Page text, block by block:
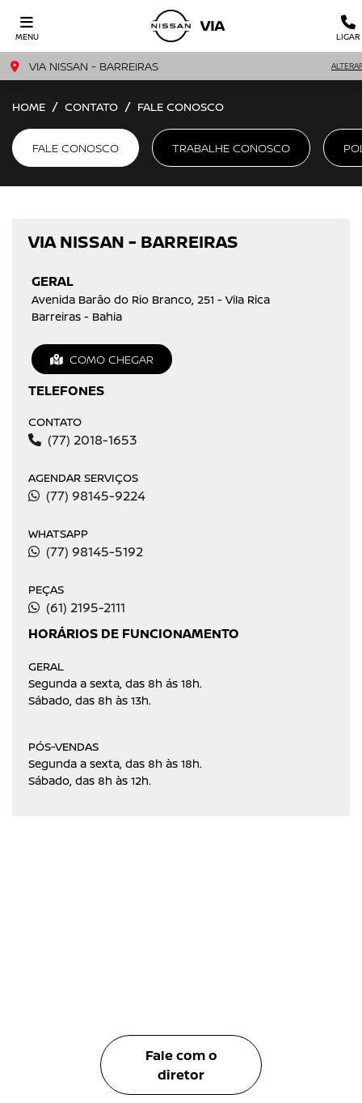
MENU LIGAR
VIA NISSAN - BARREIRAS
HOME CONTATO FALE CONOSCO
FALE CONOSCO TRABALHE CONOSCO
VIA NISSAN - BARREIRAS
GERAL
Avenida Barão do Rio Branco, 251 - Vila Rica
Barreiras - Bahia
COMO CHEGAR
TELEFONES
CONTATO
(77) 2018-1653
AGENDAR SERVIÇOS
(77) 98145-9224
WHATSAPP
(77) 98145-5192
PEÇAS
(61) 2195-2111
HORÁRIOS DE FUNCIONAMENTO
GERAL
Segunda a sexta, das 8h ás 18h.
Sábado, das 8h às 13h.
PÓS-VENDAS
Segunda a sexta, das 8h às 18h.
Sábado, das 8h às 12h.
Fale com o
diretor